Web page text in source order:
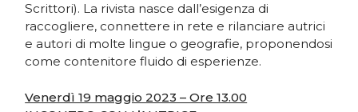
Scrittori). La rivista nasce dall’esigenza di
raccogliere, connettere in rete e rilanciare autrici
e autori di molte lingue o geografie, proponendosi
come contenitore fluido di esperienze.
Venerdì 19 maggio 2023 – Ore 13.00